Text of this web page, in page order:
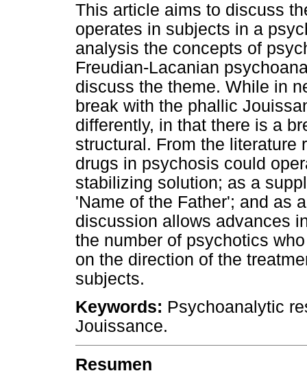
This article aims to discuss
operates in subjects in a
analysis the concepts of
Freudian-Lacanian
discuss the theme. While in
break with the phallic
differently, in that there is a
structural. From the literature
drugs in psychosis could
stabilizing solution; as a
'Name of the Father'; and as
discussion allows advances
the number of psychotics
on the direction of the
subjects.
Keywords: Psychoanalytic
Jouissance.
Resumen